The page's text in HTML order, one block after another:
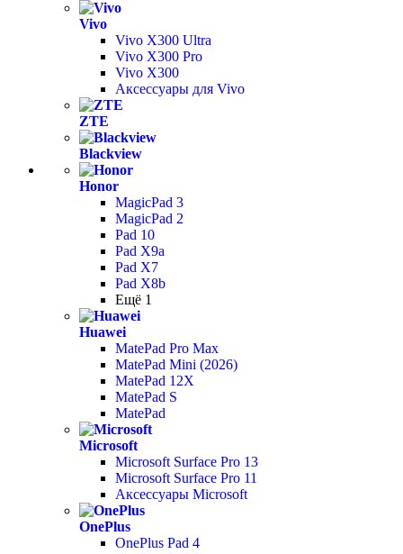
Vivo
Vivo X300 Ultra
Vivo X300 Pro
Vivo X300
Аксессуары для Vivo
ZTE
Blackview
Honor
MagicPad 3
MagicPad 2
Pad 10
Pad X9a
Pad X7
Pad X8b
Ещё 1
Huawei
MatePad Pro Max
MatePad Mini (2026)
MatePad 12X
MatePad S
MatePad
Microsoft
Microsoft Surface Pro 13
Microsoft Surface Pro 11
Аксессуары Microsoft
OnePlus
OnePlus Pad 4